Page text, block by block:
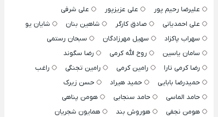
علیرضا رحیم پور
علی عزیزپور
علی شرفی
علی احمدیانی
صادق کارگر شاهین بنان
شایان یو
سهراب پاکزاد
سهیل مهرزادگان
سبحان رستمی
سامان یاسین
روح الله کرمی
رضا سگوند
رضا کرمی تارا
رامین کرمی رامین تجنگی
راغب
حمیدرضا بابایی
حمید هیراد
حسن زیرک
حامد الماسی
حامد سنجابی
هومن پناهی
هومن نجفی
هوروش بند
همایون شجریان